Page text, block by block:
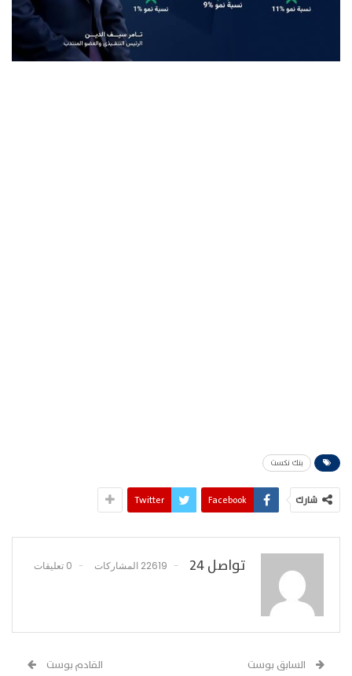
بنك نكست
شارك Facebook
Twitter
تواصل 24 22619 المشاركات 0 تعليقات
السابق بوست القادم بوست